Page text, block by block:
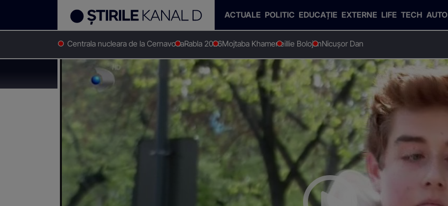
ACTUALE POLITIC EDUCAȚIE EXTERNE LIFE TECH AUTO
Centrala nucleara de la CernavodaRabla 2026Mojtaba KhameneiIlie BolojanNicușor Dan
Stirile Kanal D Stiri actuale VIDEO Un elev din trei a picat simularea de BAC
VIDEO Un elev din trei a picat simularea de BAC